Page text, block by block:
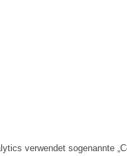
verwendet sogenannte